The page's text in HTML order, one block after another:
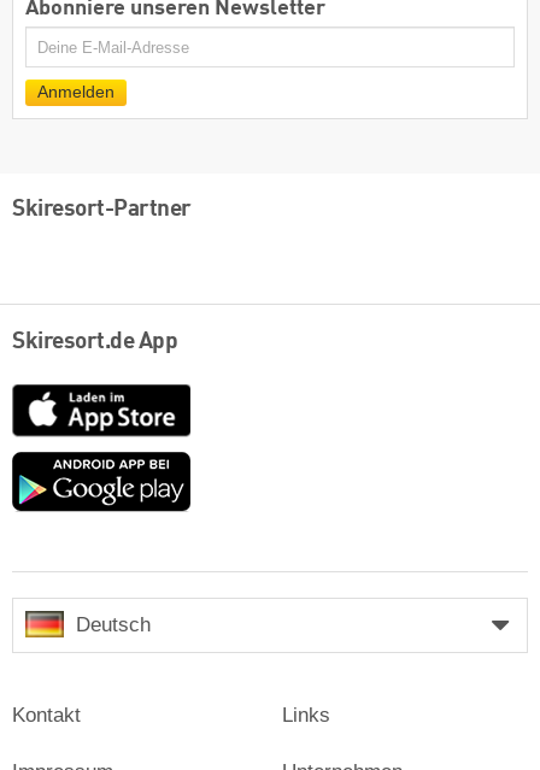
Abonniere unseren Newsletter
E-
Anmelden
Skiresort-Partner
Skiresort.de App
App
Store
Google
Deutsch
Kontakt Links